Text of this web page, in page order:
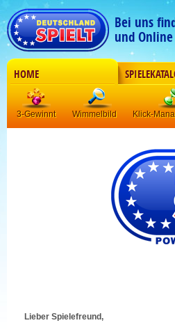
Bei uns
und Online
HOME
3-Gewinnt Wimmelbild Klick-
Lieber Spielefreund,